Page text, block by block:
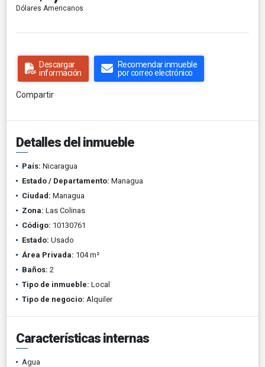
Dólares Americanos
Descargar
información
Recomendar inmueble
por correo electrónico
Compartir
Detalles del inmueble
País: Nicaragua
Estado / Departamento: Managua
Ciudad: Managua
Zona: Las Colinas
Código: 10130761
Estado: Usado
Área Privada: 104 m²
Baños: 2
Tipo de inmueble: Local
Tipo de negocio: Alquiler
Características internas
Agua